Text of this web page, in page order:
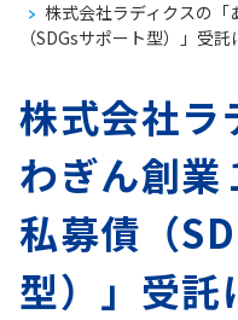
株式会社ラディクスの
（SDGsサポート型）」受託
株式会社ラ
わぎん創業
私募債（
型）」受託